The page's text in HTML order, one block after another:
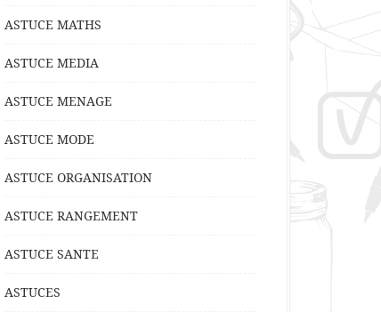
ASTUCE MATHS
ASTUCE MEDIA
ASTUCE MENAGE
ASTUCE MODE
ASTUCE ORGANISATION
ASTUCE RANGEMENT
ASTUCE SANTE
ASTUCES